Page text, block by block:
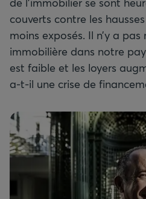
couverts contre les
moins exposés. Il n’y a
immobilière dans notre
est faible et les loyers
a-t-il une crise de